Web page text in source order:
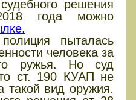
решения
года можно
пыталась
человека за
ружья. Но суд
ст. 190 КУАП не
такой вид оружия.